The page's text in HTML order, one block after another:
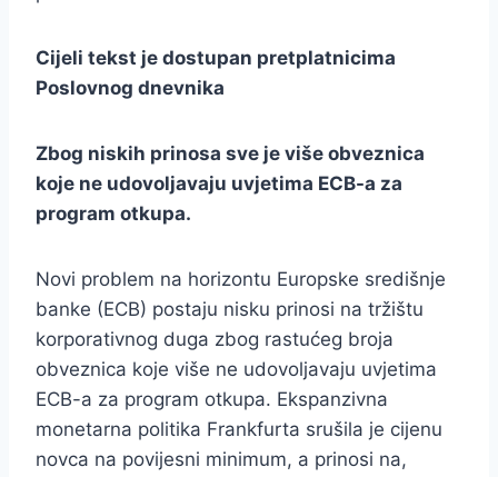
Cijeli tekst je dostupan pretplatnicima
Poslovnog dnevnika
Zbog niskih prinosa sve je više obveznica
koje ne udovoljavaju uvjetima ECB-a za
program otkupa.
Novi problem na horizontu Europske središnje
banke (ECB) postaju nisku prinosi na tržištu
korporativnog duga zbog rastućeg broja
obveznica koje više ne udovoljavaju uvjetima
ECB-a za program otkupa. Ekspanzivna
monetarna politika Frankfurta srušila je cijenu
novca na povijesni minimum, a prinosi na,